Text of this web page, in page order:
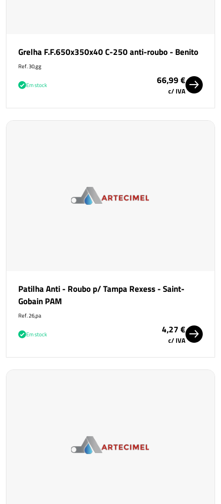
Grelha F.F.650x350x40 C-250 anti-roubo - Benito
Ref. 30,gg
Em stock 66,99 €
c/ IVA
Patilha Anti - Roubo p/ Tampa Rexess - Saint-
Gobain PAM
Ref. 26,pa
Em stock 4,27 €
c/ IVA